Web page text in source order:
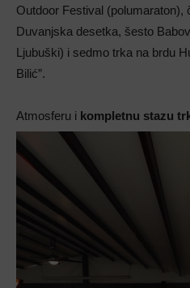
Outdoor Festival (polumaraton),
Duvanjska desetka, šesto
Ljubuški) i sedmo trka na brdu
Bilić”.
Atmosferu i kompletnu stazu